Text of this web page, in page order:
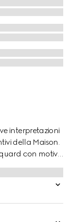
interpretazioni
della Maison.
con motivo
della